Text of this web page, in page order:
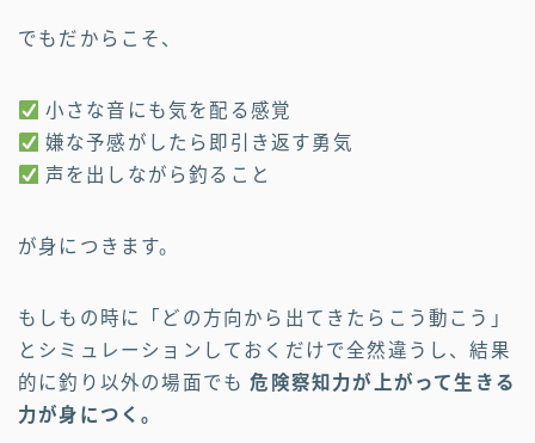
でもだからこそ、
小さな音にも気を配る感覚
嫌な予感がしたら即引き返す勇気
声を出しながら釣ること
が身につきます。
もしもの時に「どの方向から出てきたらこう動こう」
とシミュレーションしておくだけで全然違うし、結果
的に釣り以外の場面でも危険察知力が上がって生きる
力が身につく。